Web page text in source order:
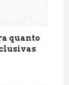
quanto